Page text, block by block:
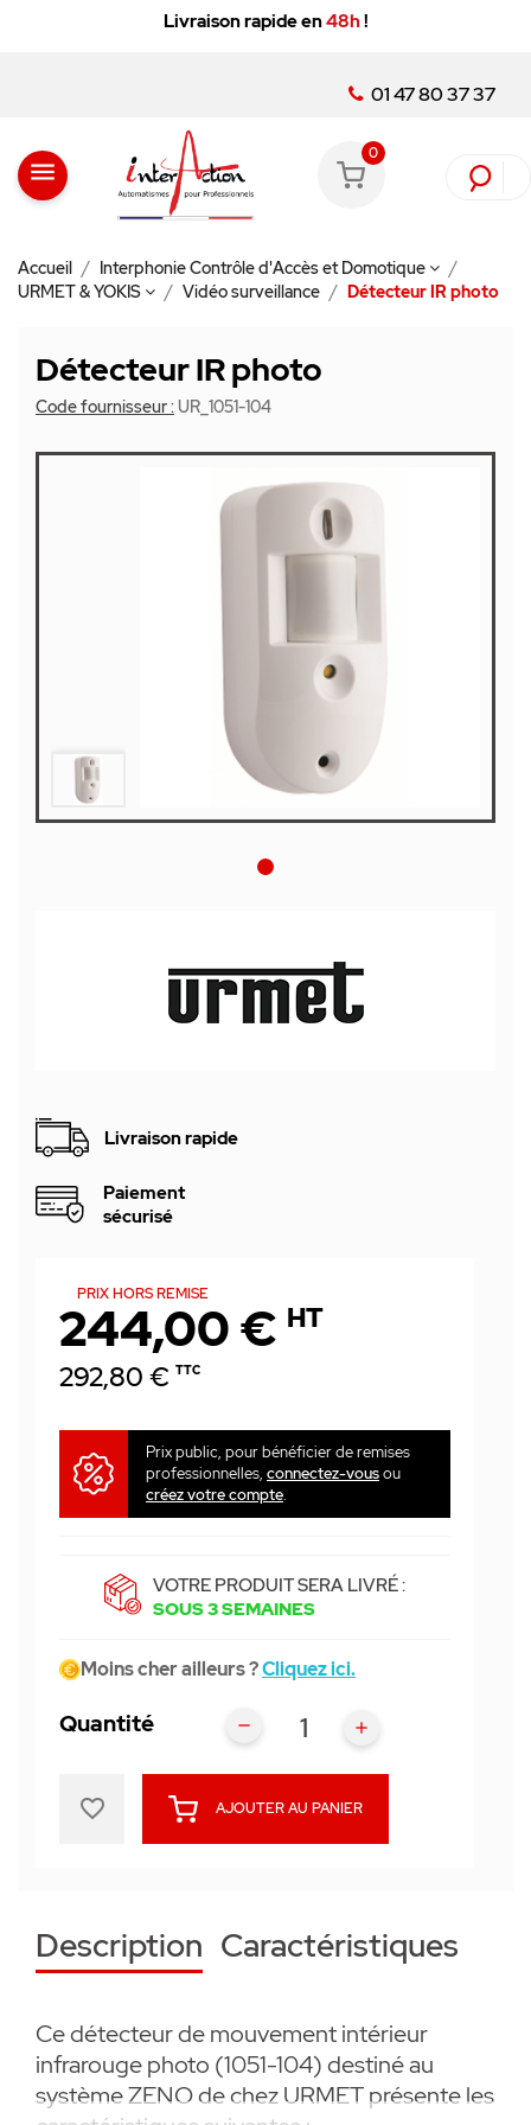
Livraison rapide en48h!
01 47 80 37 37
menu
0
Accueil
Interphonie Contrôle d'Accès et Domotique
URMET & YOKIS
Vidéo surveillance Détecteur IR photo
Détecteur IR photo
Code fournisseur :UR_1051-104
Livraison rapide
Paiement
sécurisé
PRIX HORS REMISE
244,00 € HT
292,80 € TTC
Prix public, pour bénéficier de remises
professionnelles, connectez-vousou
créez votre compte.
VOTRE PRODUIT SERA LIVRÉ :
SOUS 3 SEMAINES
Moins cher ailleurs ?Cliquez ici.
Quantité
AJOUTER AU PANIER
favorite_border
Description Caractéristiques
Ce détecteur de mouvement intérieur
infrarouge photo (1051-104) destiné au
système ZENO de chez URMET présente les